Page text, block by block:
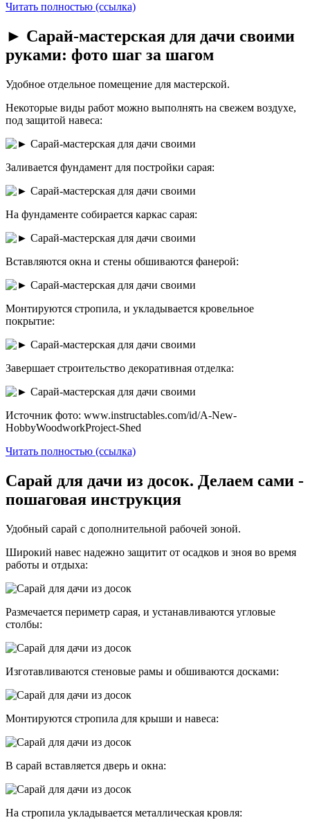
Читать полностью (ссылка)
► Сарай-мастерская для дачи своими
руками: фото шаг за шагом
Удобное отдельное помещение для мастерской.
Некоторые виды работ можно выполнять на свежем воздухе,
под защитой навеса:
Заливается фундамент для постройки сарая:
На фундаменте собирается каркас сарая:
Вставляются окна и стены обшиваются фанерой:
Монтируются стропила, и укладывается кровельное
покрытие:
Завершает строительство декоративная отделка:
Источник фото: www.instructables.com/id/A-New-
HobbyWoodworkProject-Shed
Читать полностью (ссылка)
Сарай для дачи из досок. Делаем сами -
пошаговая инструкция
Удобный сарай с дополнительной рабочей зоной.
Широкий навес надежно защитит от осадков и зноя во время
работы и отдыха:
Размечается периметр сарая, и устанавливаются угловые
столбы:
Изготавливаются стеновые рамы и обшиваются досками:
Монтируются стропила для крыши и навеса:
В сарай вставляется дверь и окна:
На стропила укладывается металлическая кровля: